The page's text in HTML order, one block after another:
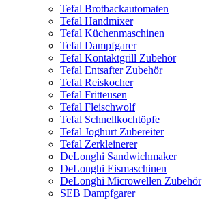
Tefal Brotbackautomaten
Tefal Handmixer
Tefal Küchenmaschinen
Tefal Dampfgarer
Tefal Kontaktgrill Zubehör
Tefal Entsafter Zubehör
Tefal Reiskocher
Tefal Fritteusen
Tefal Fleischwolf
Tefal Schnellkochtöpfe
Tefal Joghurt Zubereiter
Tefal Zerkleinerer
DeLonghi Sandwichmaker
DeLonghi Eismaschinen
DeLonghi Microwellen Zubehör
SEB Dampfgarer